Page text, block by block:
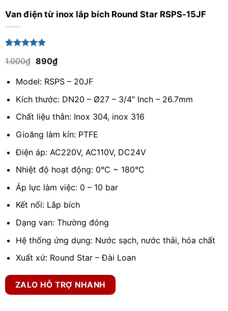
Van điện từ inox lắp bích Round Star RSPS-15JF
dựa trên
1.000₫ Giá
là:
1.000₫.
890₫Giá
hiện
tại
là:
Model: RSPS – 20JF
Kích thước: DN20 – Ø27 – 3/4″ Inch – 26.7mm
Chất liệu thân: Inox 304, inox 316
Gioăng làm kín: PTFE
Điện áp: AC220V, AC110V, DC24V
Nhiệt độ hoạt động: 0°C ~ 180°C
Áp lực làm việc: 0 – 10 bar
Kết nối: Lắp bích
Dạng van: Thường đóng
Hệ thống ứng dụng: Nước sạch, nước thải, hóa chất
Xuất xứ: Round Star – Đài Loan
ZALO HỖ TRỢ NHANH